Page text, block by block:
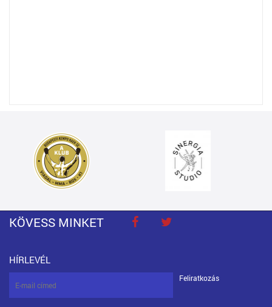
KÖVESS MINKET
HÍRLEVÉL
Feliratkozás